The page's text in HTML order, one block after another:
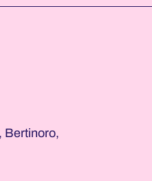
Bertinoro,